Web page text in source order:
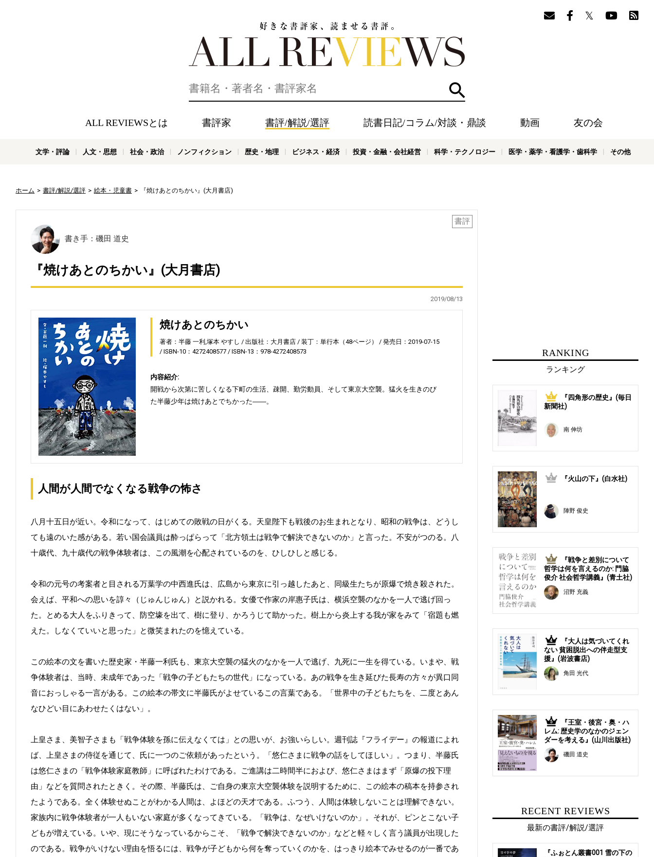
検索
ALL REVIEWSとは 書評家 書評/解説/選評 読書日記/コラム/対談・鼎談 動画 友の会
文学・評論 人文・思想 社会・政治 ノンフィクション 歴史・地理 ビジネス・経済 投資・金融・会社経営 科学・テクノロジー 医学・薬学・看護学・歯科学 その他
ホーム 書評/解説/選評 絵本・児童書 『焼けあとのちかい』(大月書店)
書評
書き手：磯田 道史
『焼けあとのちかい』(大月書店)
2019/08/13
焼けあとのちかい
著者：半藤 一利,塚本 やすし 出版社：大月書店 装丁：単行本（48ページ）
発売日：2019-07-15
ISBN-10：4272408577
ISBN-13：978-4272408573
内容紹介:
開戦から次第に苦しくなる下町の生活、疎開、勤労動員、そして東京大空襲。猛火を生きのび
た半藤少年は焼けあとでちかった――。
人間が人間でなくなる戦争の怖さ
八月十五日が近い。令和になって、はじめての敗戦の日がくる。天皇陛下も戦後のお生まれとなり、昭和の戦争は、どうし
ても遠のいた感がある。若い国会議員は酔っぱらって「北方領土は戦争で解決できないのか」と言った。不安がつのる。八
十歳代、九十歳代の戦争体験者は、この風潮を心配されているのを、ひしひしと感じる。
令和の元号の考案者と目される万葉学の中西進氏は、広島から東京に引っ越したあと、同級生たちが原爆で焼き殺された。
会えば、平和への思いを諄々（じゅんじゅん）と説かれる。女優で作家の岸惠子氏は、横浜空襲のなかを一人で逃げ回っ
た。とめる大人をふりきって、防空壕を出て、樹に登り、かろうじて助かった。樹上から炎上する我が家をみて「宿題も燃
えた。しなくていいと思った」と微笑まれたのを憶えている。
この絵本の文を書いた歴史家・半藤一利氏も、東京大空襲の猛火のなかを一人で逃げ、九死に一生を得ている。いまや、戦
争体験者は、当時、未成年であった「戦争の子どもたちの世代」になっている。あの戦争を生き延びた長寿の方々が異口同
音におっしゃる一言がある。この絵本の帯文に半藤氏がよせているこの言葉である。「世界中の子どもたちを、二度とあん
なひどい目にあわせたくはない」。
上皇さま、美智子さまも「戦争体験を孫に伝えなくては」との思いが、お強いらしい。週刊誌『フライデー』の報道によれ
ば、上皇さまの侍従を通じて、氏に一つのご依頼があったという。「悠仁さまに戦争の話をしてほしい」。つまり、半藤氏
は悠仁さまの「戦争体験家庭教師」に呼ばれたわけである。ご進講は二時間半におよび、悠仁さまはまず「原爆の投下理
由」などを質問されたときく。その際、半藤氏は、ご自身の東京大空襲体験を説明するために、この絵本の稿本を持参され
たようである。全く体験せぬことがわかる人間は、よほどの天才である。ふつう、人間は体験しないことは理解できない。
家族内に戦争体験者が一人もいない家庭が多くなってきている。「戦争は、なぜいけないのか」。それが、ピンとこない子
どもが増えている。いや、現にそうなっているからこそ、「戦争で解決できないのか」などと軽々しく言う議員が出現した
のである。戦争がいけない理由を悟るには、戦争が子どもから何を奪っていくのかを、はっきり絵本でみせるのが一番であ
RANKING
ランキング
1
『四角形の歴史』(毎日
新聞社)
南 伸坊
2 『火山の下』(白水社)
陣野 俊史
3
『戦争と差別について
哲学は何を言えるのか: 門脇
俊介 社会哲学講義』(青土社)
沼野 充義
4
『大人は気づいてくれ
ない 貧困脱出への伴走型支
援』(岩波書店)
角田 光代
5
『王室・後宮・奥・ハ
レム: 歴史学のなかのジェン
ダーを考える』(山川出版社)
磯田 道史
RECENT REVIEWS
最新の書評/解説/選評
『ふぉとん叢書001 雪の下の